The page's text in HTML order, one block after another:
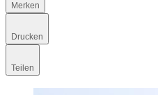
Merken
Drucken
Teilen